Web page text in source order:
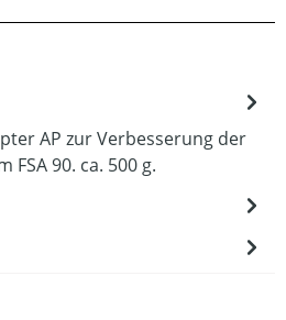
AP zur Verbesserung der
FSA 90. ca. 500 g.